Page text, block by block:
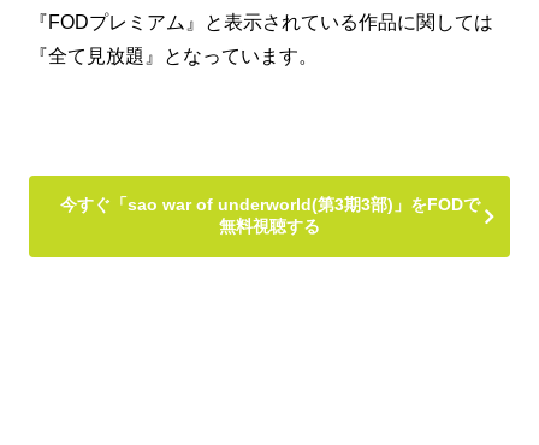
『FODプレミアム』と表示されている作品に関しては
『全て見放題』となっています。
今すぐ「sao war of underworld(第3期3部)」をFODで
無料視聴する